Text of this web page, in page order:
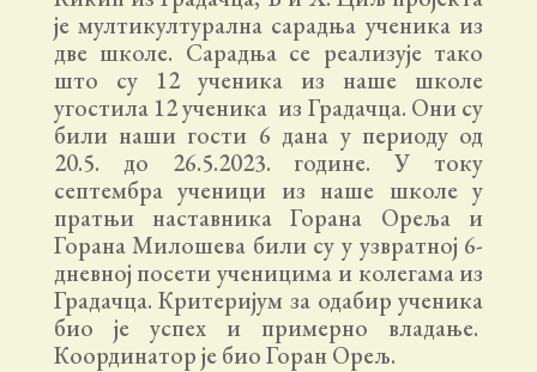
је мултикултурална сарадња ученика из
две школе. Сарадња се реализује тако
што су 12 ученика из наше школе
угостила 12 ученика из Градачца. Они су
били наши гости 6 дана у периоду од
20.5. до 26.5.2023. године. У току
септембра ученици из наше школе у
пратњи наставника Горана Ореља и
Горана Милошева били су у узвратној 6-
дневној посети ученицима и колегама из
Градачца. Критеријум за одабир ученика
био је успех и примерно владање.
Координатор је био Горан Орељ.